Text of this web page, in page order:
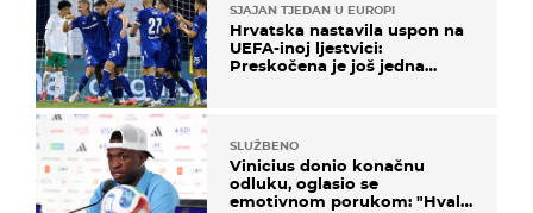
SJAJAN TJEDAN U EUROPI
Hrvatska nastavila uspon na
UEFA-inoj ljestvici:
Preskočena je još jedna
SLUŽBENO
Vinicius donio konačnu
odluku, oglasio se
emotivnom porukom: "Hvala